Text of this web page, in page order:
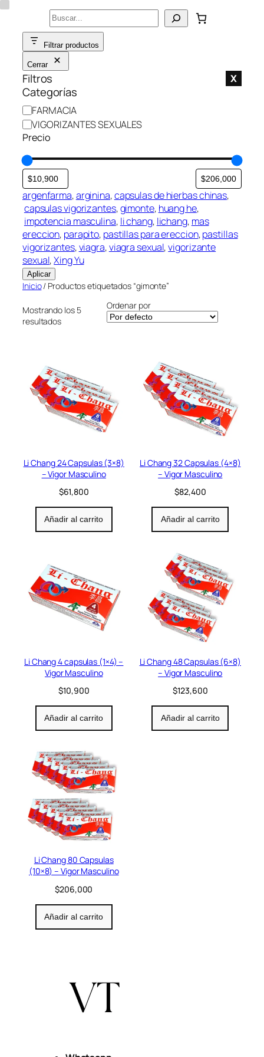
Saltar
contenido
Buscar
Filtrar productos
Cerrar
Filtros X
Categorías
C
a
t
g
o
r
í
a
FARMACIA
VIGORIZANTES SEXUALES
Precio
argenfarma, arginina, capsulas de hierbas chinas,
capsulas vigorizantes, gimonte, huang he,
impotencia masculina, li chang, lichang, mas
ereccion, parapito, pastillas para ereccion, pastillas
vigorizantes, viagra, viagra sexual, vigorizante
sexual, Xing Yu
Aplicar
Inicio/ Productos etiquetados “gimonte”
Mostrando los 5
resultados
Ordenar por
Li Chang 24 Capsulas (3×8)
– Vigor Masculino
$61,800
Añadir al carrito
Li Chang 32 Capsulas (4×8)
– Vigor Masculino
$82,400
Añadir al carrito
Li Chang 4 capsulas (1×4) –
Vigor Masculino
$10,900
Añadir al carrito
Li Chang 48 Capsulas (6×8)
– Vigor Masculino
$123,600
Añadir al carrito
Li Chang 80 Capsulas
(10×8) – Vigor Masculino
$206,000
Añadir al carrito